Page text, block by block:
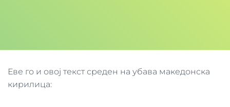
Еве го и овој текст среден на убава македонска
кирилица: